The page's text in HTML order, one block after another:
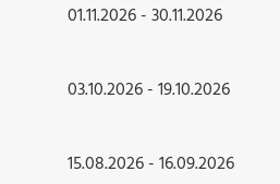
01.11.2026 - 30.11.2026
03.10.2026 - 19.10.2026
15.08.2026 - 16.09.2026